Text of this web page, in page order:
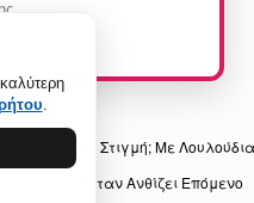
μια Στιγμή; Με
Luxury; Όταν Ανθίζει Επόμενο
.